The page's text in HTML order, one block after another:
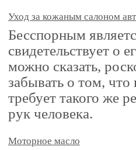
Уход за кожаным салоном
Бесспорным
свидетельствует о
можно сказать,
забывать о том,
требует такого же
рук человека.
Моторное масло